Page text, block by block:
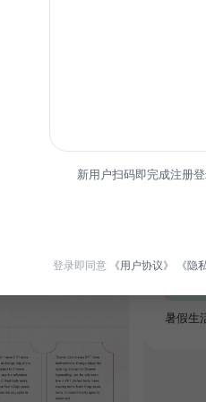
暑假生
新用户扫码即完成注册
登录即同意 《用户协议》 《隐